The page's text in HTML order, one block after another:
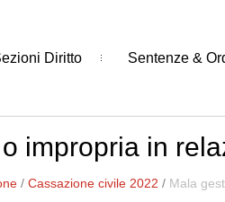
Diritto Sentenze &
impropria in
/ Cassazione civile 2022 / Mala